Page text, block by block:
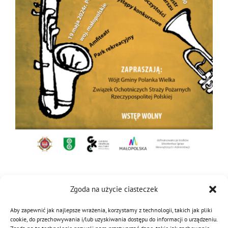
Zgoda na użycie ciasteczek
Aby zapewnić jak najlepsze wrażenia, korzystamy z technologii, takich jak pliki
cookie, do przechowywania i/lub uzyskiwania dostępu do informacji o urządzeniu.
Symbole
MDP i DDP
OTWP
PNWM
Kultura
Orkiestry
Floriany
Historia
Projekty
System OSP
Poradnik
100-lecie
Kategorie: Aktualności Kultura | Tagi: przegląd orkiestr